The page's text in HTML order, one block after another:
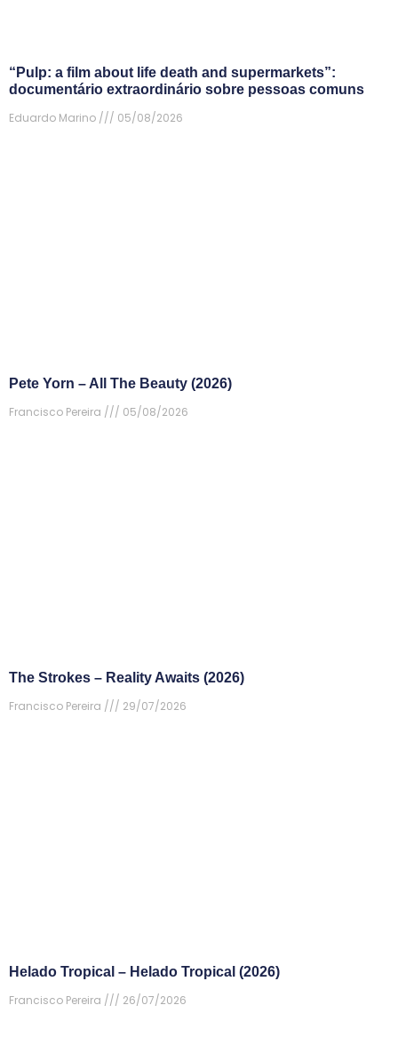
“Pulp: a film about life death and supermarkets”:
documentário extraordinário sobre pessoas comuns
Eduardo Marino
05/08/2026
Pete Yorn – All The Beauty (2026)
Francisco Pereira
05/08/2026
The Strokes – Reality Awaits (2026)
Francisco Pereira
29/07/2026
Helado Tropical – Helado Tropical (2026)
Francisco Pereira
26/07/2026